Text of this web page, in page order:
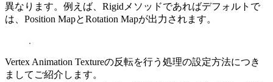
異なります。例えば、Rigidメソッドであればデフォルトで
は、Position MapとRotation Mapが出力されます。
Vertex Animation Textureの反転を行う処理の設定方法につき
ましてご紹介します。